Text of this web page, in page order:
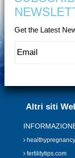
Get the Latest
Altri siti
fertilitytips.com